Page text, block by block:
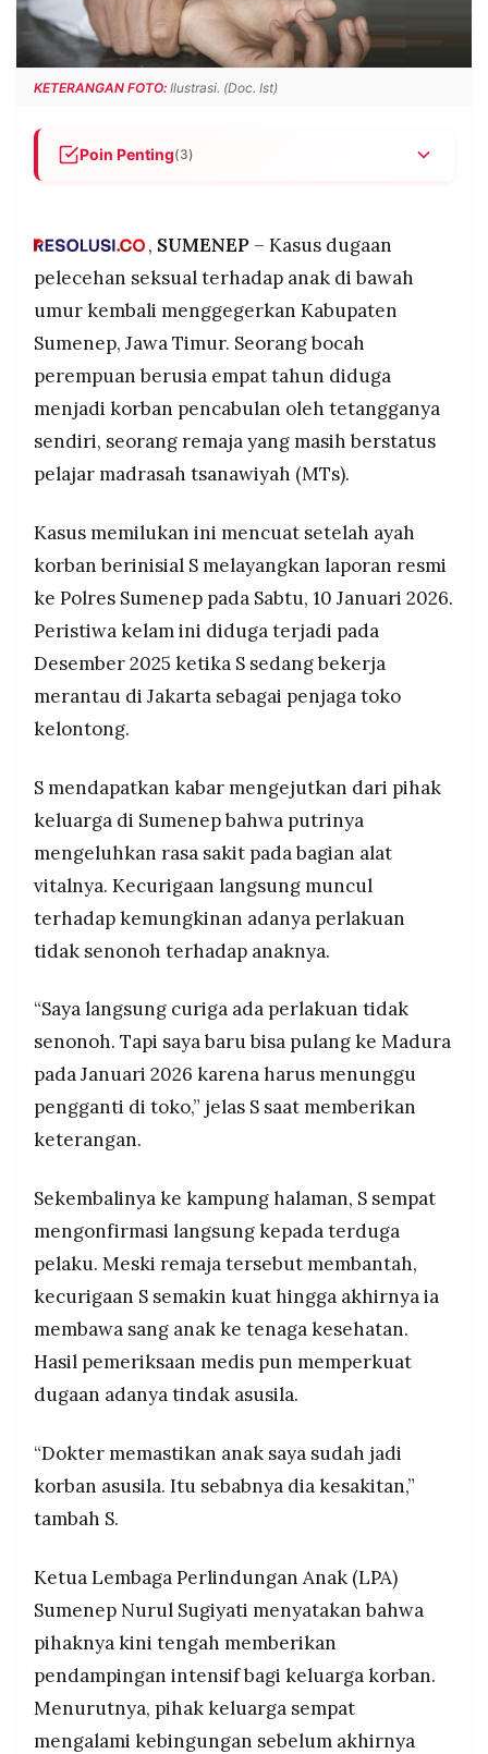
POLICY WARGA
INFORMASI
IKLAN
KIRIM
TULISAN
SERVICE
IKUTI
KAMI
PT.
RESOLUSI
©
-
PT.
RESOLUSI
MEDIA
PRAMUDITA
KETERANGAN FOTO: Ilustrasi. (Doc. Ist)
Poin Penting(3)
masih pelajar MTs pada Desember 2025,
kasus ke Polres Sumenep pada 10 Januari 2026
setelah hasil pemeriksaan medis memperkuat
dugaan tindak asusila
LPA Sumenep berikan pendampingan intensif
kepada keluarga korban dan komit mengawal
kasus dari sisi hukum hingga pemulihan
psikologis anak
, SUMENEP– Kasus dugaan
pelecehan seksual terhadap anak di bawah
umur kembali menggegerkan Kabupaten
Sumenep, Jawa Timur. Seorang bocah
perempuan berusia empat tahun diduga
menjadi korban pencabulan oleh tetangganya
sendiri, seorang remaja yang masih berstatus
pelajar madrasah tsanawiyah (MTs).
Kasus memilukan ini mencuat setelah ayah
korban berinisial S melayangkan laporan resmi
ke Polres Sumenep pada Sabtu, 10 Januari 2026.
Peristiwa kelam ini diduga terjadi pada
Desember 2025 ketika S sedang bekerja
merantau di Jakarta sebagai penjaga toko
kelontong.
S mendapatkan kabar mengejutkan dari pihak
keluarga di Sumenep bahwa putrinya
mengeluhkan rasa sakit pada bagian alat
vitalnya. Kecurigaan langsung muncul
terhadap kemungkinan adanya perlakuan
tidak senonoh terhadap anaknya.
“Saya langsung curiga ada perlakuan tidak
senonoh. Tapi saya baru bisa pulang ke Madura
pada Januari 2026 karena harus menunggu
pengganti di toko,” jelas S saat memberikan
keterangan.
Sekembalinya ke kampung halaman, S sempat
mengonfirmasi langsung kepada terduga
pelaku. Meski remaja tersebut membantah,
kecurigaan S semakin kuat hingga akhirnya ia
membawa sang anak ke tenaga kesehatan.
Hasil pemeriksaan medis pun memperkuat
dugaan adanya tindak asusila.
“Dokter memastikan anak saya sudah jadi
korban asusila. Itu sebabnya dia kesakitan,”
tambah S.
Ketua Lembaga Perlindungan Anak (LPA)
Sumenep Nurul Sugiyati menyatakan bahwa
pihaknya kini tengah memberikan
pendampingan intensif bagi keluarga korban.
Menurutnya, pihak keluarga sempat
mengalami kebingungan sebelum akhirnya